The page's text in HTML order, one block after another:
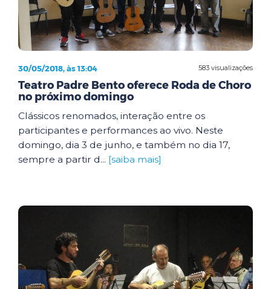
583 visualizações
30/05/2018, às 13:04
Teatro Padre Bento oferece Roda de Choro
no próximo domingo
Clássicos renomados, interação entre os
participantes e performances ao vivo. Neste
domingo, dia 3 de junho, e também no dia 17,
sempre a partir d... [saiba mais]